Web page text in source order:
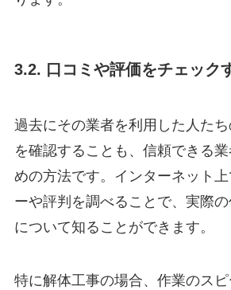
3.2. 口コミや評価をチェック
過去にその業者を利用した人た
を確認することも、信頼できる
めの方法です。インターネット上
ーや評判を調べることで、実際
について知ることができます。
特に解体工事の場合、作業のスピ